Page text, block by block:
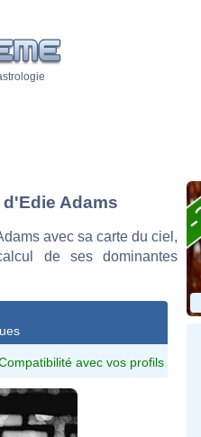
Adams
avec sa carte du ciel,
de ses dominantes
avec vos profils